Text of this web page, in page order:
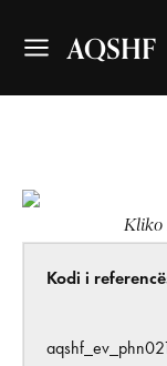
AQSHF
Kliko
Kodi i